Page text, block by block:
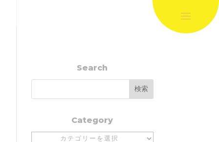
Search
Category
Category